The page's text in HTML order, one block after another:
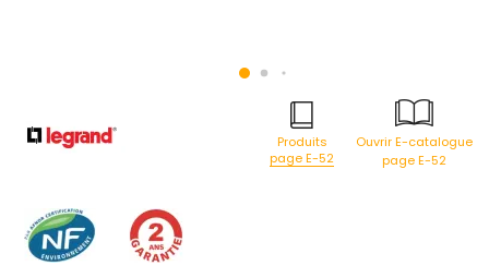
Produits
page E-52
Ouvrir E-catalogue
page E-52